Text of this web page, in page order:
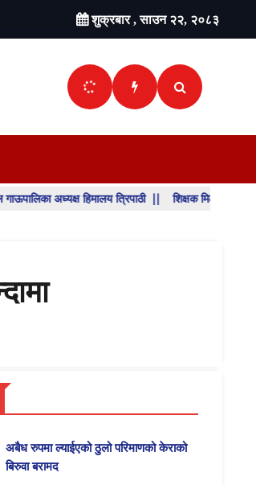
शुक्रबार , साउन २२, २०८३
अध्यक्ष हिमालय त्रिपाठी ||शिक्षक मिलान र सरुवा निर्णय
अबैध रुपमा ल्याईएको ठुलो परिमाणको केराको
बिरुवा बरामद